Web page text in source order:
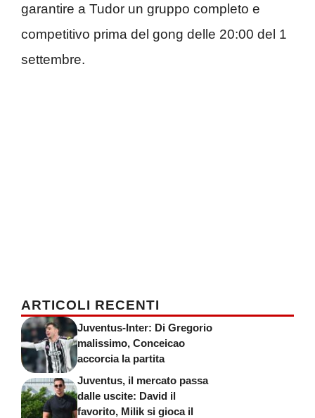
garantire a Tudor un gruppo completo e
competitivo prima del gong delle 20:00 del 1
settembre.
ARTICOLI RECENTI
Juventus-Inter: Di Gregorio
malissimo, Conceicao
accorcia la partita
Juventus, il mercato passa
dalle uscite: David il
favorito, Milik si gioca il